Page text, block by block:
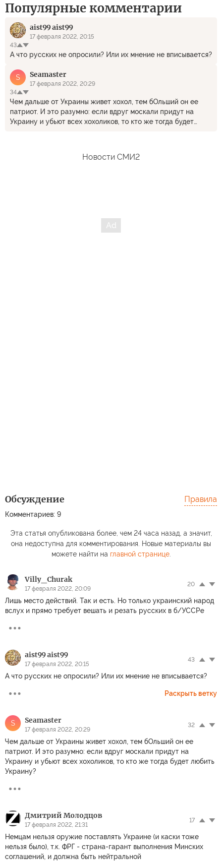
Популярные комментарии
aist99 aist99
17 февраля 2022, 20:15
43
А что русских не опросили? Или их мнение не вписывается?
S Seamaster
17 февраля 2022, 20:29
34
Чем дальше от Украины живет хохол, тем бОльший он ее
патриот. И это разумно: если вдруг москали придут на
Украину и убьют всех хохоликов, то кто же тогда будет
Новости СМИ2
Обсуждение
Комментариев: 9
Правила
Эта статья опубликована более, чем 24 часа назад, а значит,
она недоступна для комментирования. Новые материалы вы
можете найти на главной странице.
Villy_Churak
17 февраля 2022, 20:09
20
Лишь место действий. Так и есть. Но только украинский народ
вслух и прямо требует вешать и резать русских в б/УССРе
aist99 aist99
17 февраля 2022, 20:15
43
А что русских не опросили? Или их мнение не вписывается?
Раскрыть ветку
S Seamaster
17 февраля 2022, 20:29
32
Чем дальше от Украины живет хохол, тем бОльший он ее
патриот. И это разумно: если вдруг москали придут на
Украину и убьют всех хохоликов, то кто же тогда будет любить
Украину?
Дмитрий Молодцов
17 февраля 2022, 21:31
17
Немцам нельзя оружие поставлять Украине (и каски тоже
нельзя было), т.к. ФРГ - страна-гарант выполнения Минских
соглашений, и должна быть нейтральной